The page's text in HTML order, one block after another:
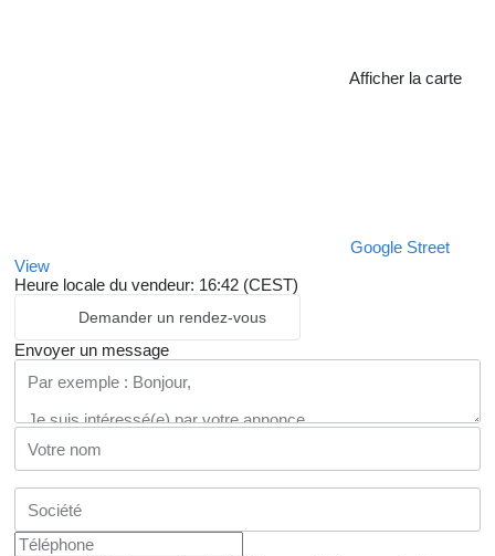
Afficher la carte
Google Street
View
Heure locale du vendeur: 16:42 (CEST)
Demander un rendez-vous
Envoyer un message